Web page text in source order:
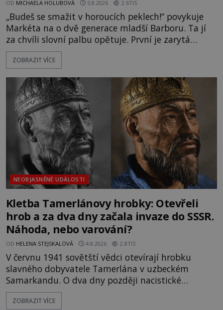
OD MICHAELA HOLUBOVÁ 5.8.2026 2.6TIS
„Budeš se smažit v horoucích peklech!“ povykuje
Markéta na o dvě generace mladší Barboru. Ta jí
za chvíli slovní palbu opětuje. První je zarytá
katolička, druhá přesvědčená kališnice. A každá z
nich se usídlí na jedné z věží slavného hradu
mezi vůdce protihusitského boje. Za manželku má
skutečně jistou
ZOBRAZIT VÍCE
NEOBJASNĚNÉ UDÁLOSTI
Kletba Tamerlánovy hrobky: Otevřeli
hrob a za dva dny začala invaze do SSSR.
Náhoda, nebo varování?
OD HELENA STEJSKALOVÁ 4.8.2026 2.8TIS
V červnu 1941 sovětští vědci otevírají hrobku
slavného dobyvatele Tamerlána v uzbeckém
Samarkandu. O dva dny později nacistické
Německo zahajuje operaci Barbarossa a napadá
Sovětský svaz. Shoda dat je natolik zarážející, že se
ZOBRAZIT VÍCE